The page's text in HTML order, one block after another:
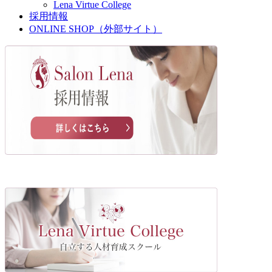
Lena Virtue College
採用情報
ONLINE SHOP（外部サイト）